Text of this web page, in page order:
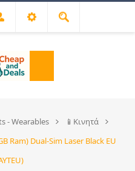
- Wearables
📱Κινητά
Ram) Dual-Sim Laser Black EU